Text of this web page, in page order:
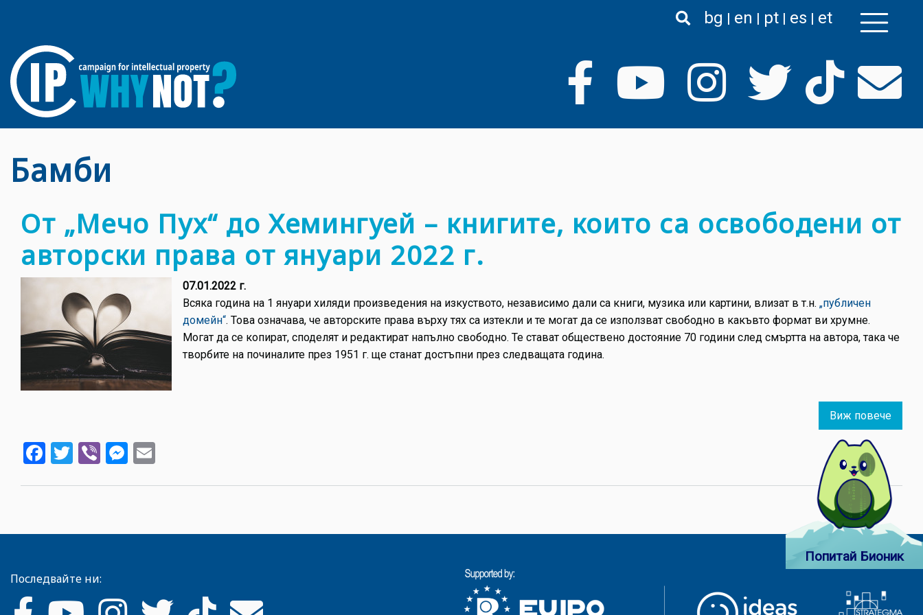
bg en pt es et
Бамби
От „Мечо Пух“ до Хемингуей – книгите, които са освободени от
авторски права от януари 2022 г.
07.01.2022 г.
Всяка година на 1 януари хиляди произведения на изкуството, независимо дали са книги, музика или картини, влизат в т.н. „публичен
домейн“. Това означава, че авторските права върху тях са изтекли и те могат да се използват свободно в какъвто формат ви хрумне.
Могат да се копират, споделят и редактират напълно свободно. Те стават обществено достояние 70 години след смъртта на автора, така че
творбите на починалите през 1951 г. ще станат достъпни през следващата година.
Виж повече
От
до
които
са
Facebook
Twitter
ViberMessenger
Попитай Бионик
Последвайте ни: